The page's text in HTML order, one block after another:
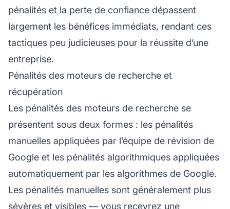
pénalités et la perte de confiance dépassent
largement les bénéfices immédiats, rendant ces
tactiques peu judicieuses pour la réussite d’une
entreprise.
Pénalités des moteurs de recherche et
récupération
Les pénalités des moteurs de recherche se
présentent sous deux formes : les pénalités
manuelles appliquées par l’équipe de révision de
Google et les pénalités algorithmiques appliquées
automatiquement par les algorithmes de Google.
Les pénalités manuelles sont généralement plus
sévères et visibles — vous recevrez une